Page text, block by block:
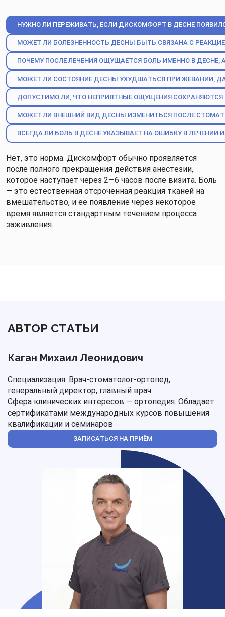
НУЖНО ЛИ ПЕРЕЖИВАТЬ, ЕСЛИ ДИСКОМФОРТ В ДЕСНЕ
МОЖЕТ ЛИ БОЛЕЗНЕННОСТЬ ДЕСНЫ БЫТЬ СВЯЗАНА С
ПОЧЕМУ ПОСЛЕ ЛЕЧЕНИЯ ОЩУЩАЕТСЯ БОЛЬ ИМЕННО В ДЕСНЕ,
МОЖЕТ ЛИ СОСТОЯНИЕ ДЕСНЫ УХУДШАТЬСЯ ПРИ ЖЕВАНИИ,
ДОПУСТИМО ЛИ, ЧТО НЕПРИЯТНЫЕ ОЩУЩЕНИЯ СОХРАНЯЮТСЯ
МОЖЕТ ЛИ ВНЕШНИЙ ВИД ДЕСНЫ ИЗМЕНИТЬСЯ ПОСЛЕ
ВСЕГДА ЛИ БОЛЬ В ДЕСНЕ УКАЗЫВАЕТ НА ОШИБКУ В ЛЕЧЕНИИ
Нет, это норма. Дискомфорт обычно проявляется
после полного прекращения действия анестезии,
которое наступает через 2—6 часов после визита. Боль
— это естественная отсроченная реакция тканей на
вмешательство, и ее появление через некоторое
время является стандартным течением процесса
заживления.
АВТОР СТАТЬИ
Каган Михаил Леонидович
Специализация: Врач-стоматолог-ортопед,
генеральный директор, главный врач
Сфера клинических интересов — ортопедия. Обладает
сертификатами международных курсов повышения
квалификации и семинаров
ЗАПИСАТЬСЯ НА ПРИЁМ